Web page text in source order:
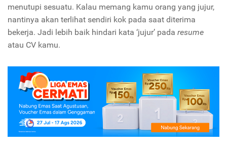
menutupi sesuatu. Kalau memang kamu orang yang jujur,
nantinya akan terlihat sendiri kok pada saat diterima
bekerja. Jadi lebih baik hindari kata ‘jujur’ pada resume
atau CV kamu.